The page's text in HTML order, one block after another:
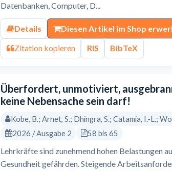
Datenbanken, Computer, D...
Details Diesen Artikel im Shop
Zitation kopieren RIS BibTeX
Überfordert, unmotiviert,
keine Nebensache sein darf!
Kobe, B.; Arnet, S.; Dhingra, S.; Catamia, I.-L.;
2026 / Ausgabe 2
58 bis 65
Lehrkräfte sind zunehmend hohen Belastungen
Gesundheit gefährden. Steigende